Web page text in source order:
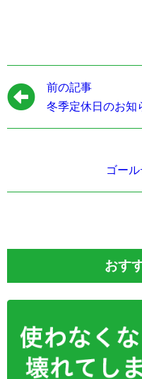
前の記事
冬季定休日のお知
ゴー
おす